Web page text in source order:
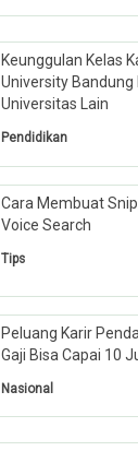
Keunggulan Kelas
University Bandung
Universitas Lain
Pendidikan
Cara Membuat
Voice Search
Tips
Peluang Karir
Gaji Bisa Capai 10
Nasional